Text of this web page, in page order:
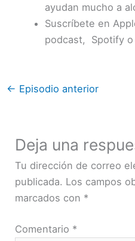
ayudan mucho a
Suscríbete en
podcast, Spotify o
← Episodio anterior
Deja una
Tu dirección de correo
publicada. Los campos
marcados con *
Comentario *